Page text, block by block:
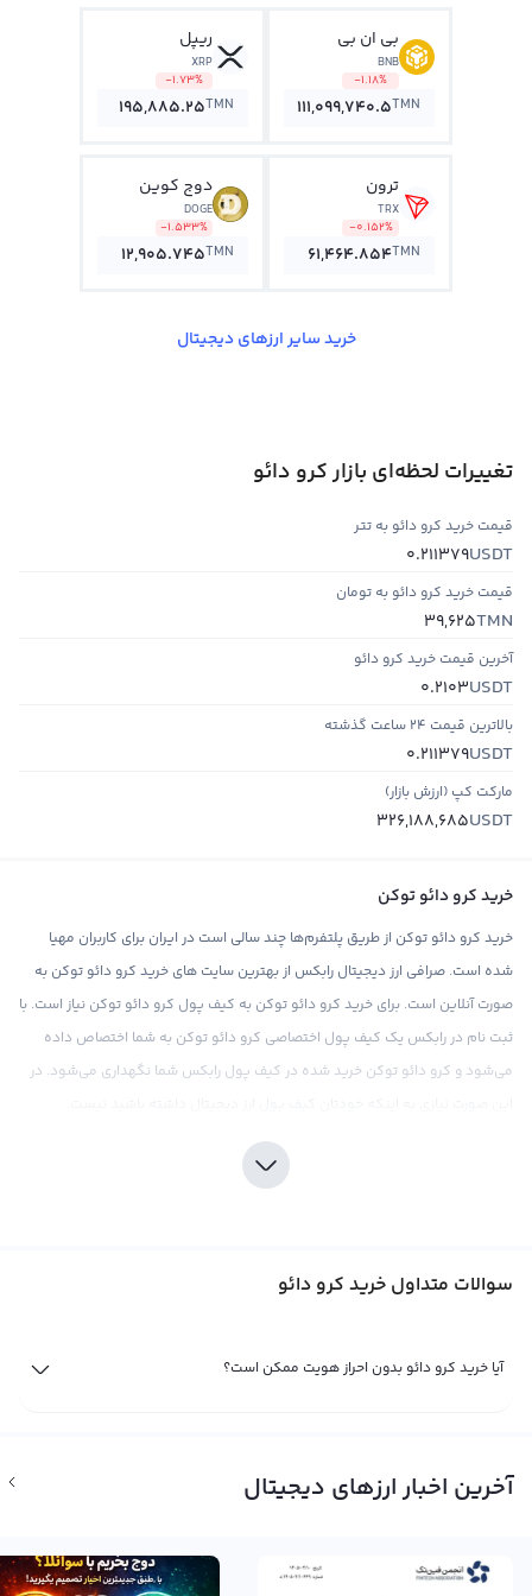
بی ان بی
BNB
-1.18%
111,099,740.5TMN
ریپل
XRP
-1.73%
195,885.25TMN
ترون
TRX
-0.152%
61,464.854TMN
دوج کوین
DOGE
-1.533%
12,905.745TMN
خرید سایر ارزهای دیجیتال
تغییرات لحظه‌ای بازار کرو دائو
قیمت خرید کرو دائو به تتر
USDT
0.211379
قیمت خرید کرو دائو به تومان
TMN
39,625
آخرین قیمت خرید کرو دائو
USDT
0.2103
بالاترین قیمت ۲۴ ساعت گذشته
USDT
0.211379
مارکت کپ (ارزش بازار)
USDT
326,188,685
خرید کرو دائو توکن
خرید کرو دائو توکن از طریق پلتفرم‌ها چند سالی است در ایران برای کاربران مهیا
شده است. صرافی ارز دیجیتال رابکس از بهترین سایت های خرید کرو دائو توکن به
صورت آنلاین است. برای خرید کرو دائو توکن به کیف پول کرو دائو توکن نیاز است. با
ثبت نام در رابکس یک کیف پول اختصاصی کرو دائو توکن به شما اختصاص داده
می‌شود و کرو دائو توکن خرید شده در کیف پول رابکس شما نگهداری می‌شود. در
مشتاقان خرید کرو دائو توکن در ایران می‌توانند از طریق صرافیی ارز دیجیتال برای
خرید کرو دائو توکن اقدام کنند. پلتفرم معاملاتی رابکس یکی از معتبرترین
می‌کند و امکان خرید کرو دائو توکن با استفاده از ریال، تومان، تتر و سایر ارزهای
سوالات متداول خرید کرو دائو
آیا خرید کرو دائو بدون احراز هویت ممکن است؟
آخرین اخبار ارزهای دیجیتال